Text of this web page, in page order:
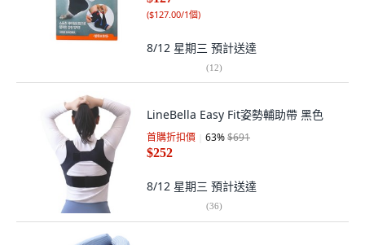
($127.00/1個)
8/12 星期三 預計送達
(12)
LineBella Easy Fit姿勢輔助帶 黑色
首購折扣價 63%$691
$252
8/12 星期三 預計送達
(36)